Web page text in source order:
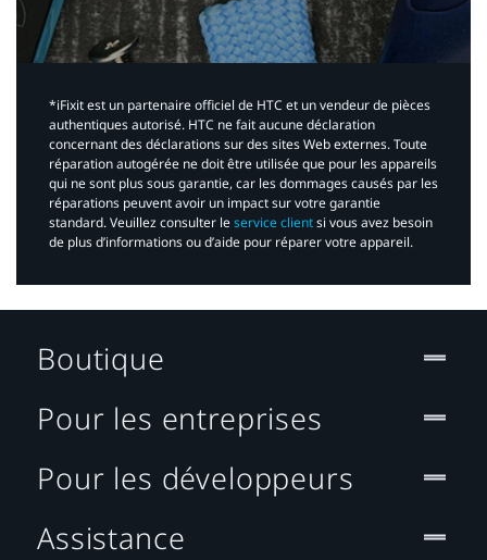
*iFixit est un partenaire officiel de HTC et un vendeur de pièces
authentiques autorisé. HTC ne fait aucune déclaration
concernant des déclarations sur des sites Web externes. Toute
réparation autogérée ne doit être utilisée que pour les appareils
qui ne sont plus sous garantie, car les dommages causés par les
réparations peuvent avoir un impact sur votre garantie
standard. Veuillez consulter leservice clientsi vous avez besoin
de plus d’informations ou d’aide pour réparer votre appareil.​
Boutique
Pour les entreprises
Pour les développeurs
Assistance